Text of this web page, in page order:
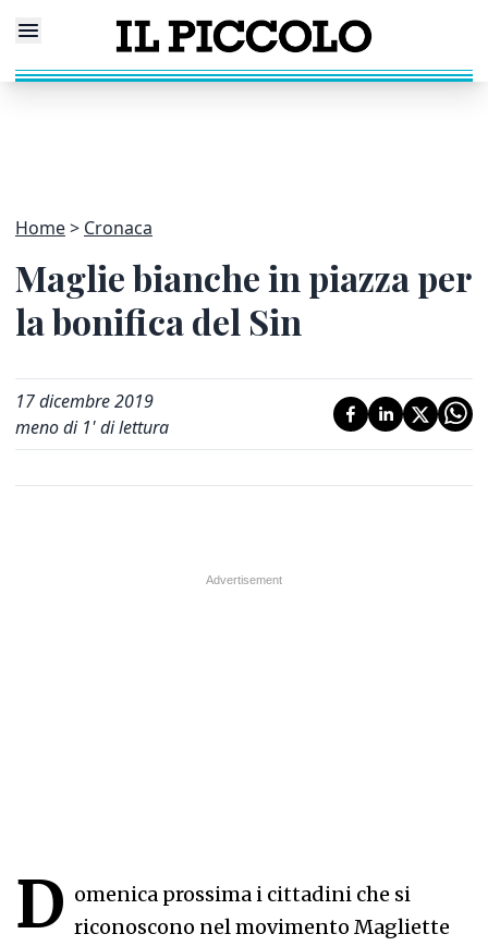
Home Cronaca
Maglie bianche in piazza per
la bonifica del Sin
17 dicembre 2019
meno di 1' di lettura
D omenica prossima i cittadini che si
riconoscono nel movimento Magliette